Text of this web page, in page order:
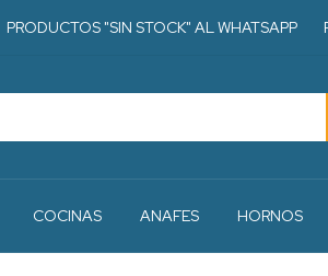
PRODUCTOS "SIN STOCK" AL WHATSAPP
COCINAS ANAFES HORNOS